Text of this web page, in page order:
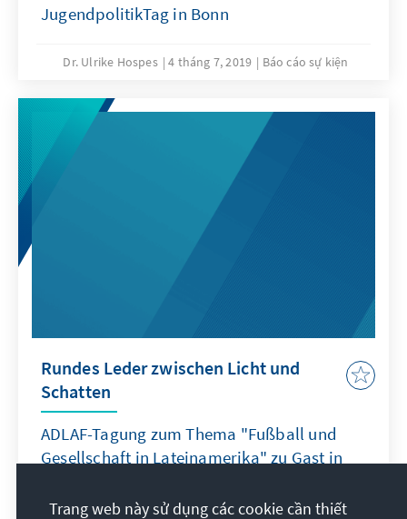
JugendpolitikTag in Bonn
Dr. Ulrike Hospes 4 tháng 7, 2019 Báo cáo sự kiện
Rundes Leder zwischen Licht und
Schatten
ADLAF-Tagung zum Thema "Fußball und
Gesellschaft in Lateinamerika" zu Gast in
Trang web này sử dụng các cookie cần thiết